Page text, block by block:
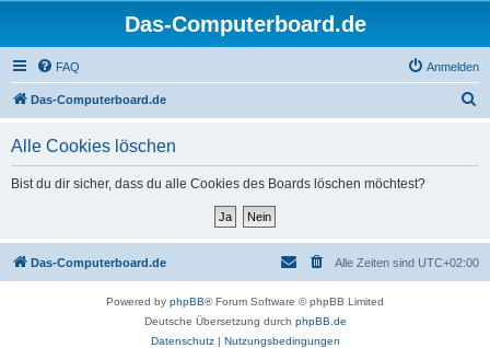
Das-Computerboard.de
FAQ Anmelden
Das-Computerboard.de
Alle Cookies löschen
Bist du dir sicher, dass du alle Cookies des Boards löschen möchtest?
Das-Computerboard.de Alle Zeiten sind UTC+02:00
Powered by phpBB® Forum Software © phpBB Limited
Deutsche Übersetzung durch phpBB.de
Datenschutz| Nutzungsbedingungen